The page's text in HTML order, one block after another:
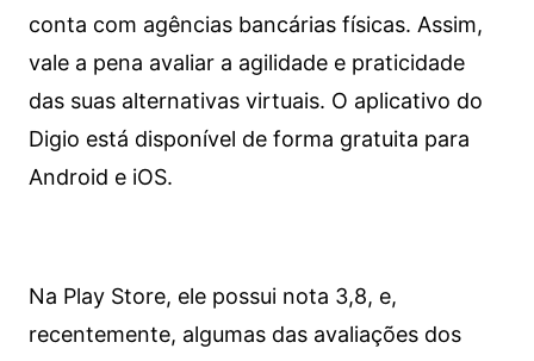
conta com agências bancárias físicas. Assim,
vale a pena avaliar a agilidade e praticidade
das suas alternativas virtuais. O aplicativo do
Digio está disponível de forma gratuita para
Android e iOS.
Na Play Store, ele possui nota 3,8, e,
recentemente, algumas das avaliações dos